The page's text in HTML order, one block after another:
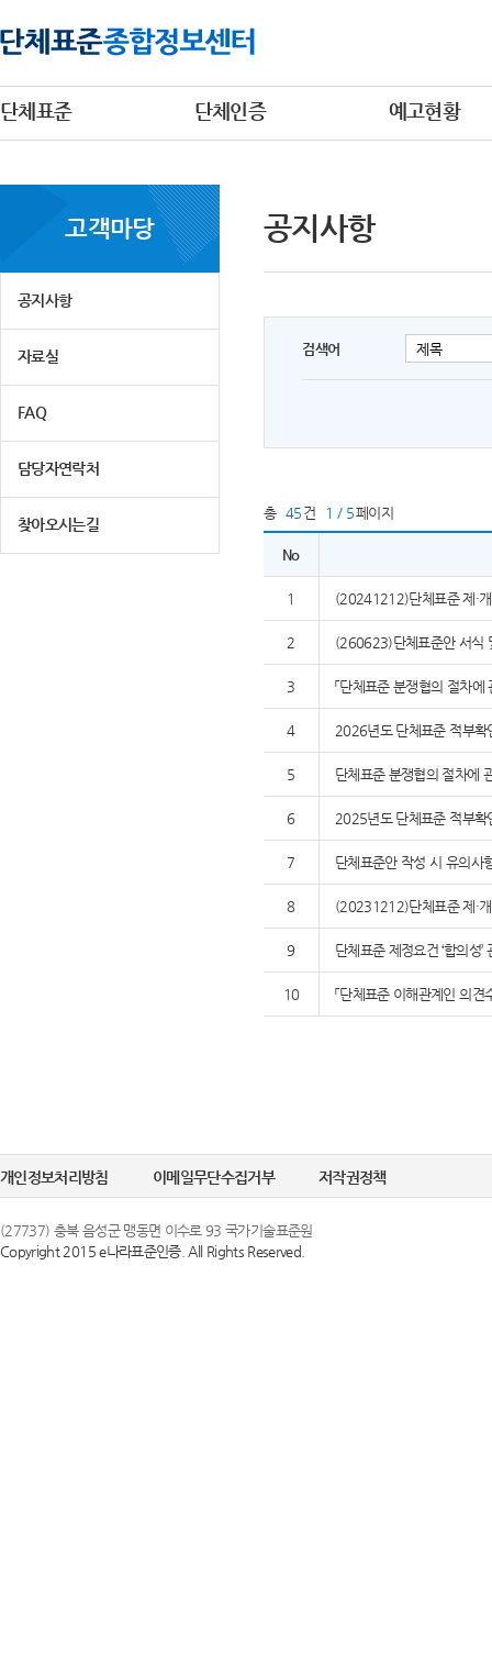
단체표준 단체인증 예고현황
고객마당
공지사항
자료실
FAQ
담당자연락처
찾아오시는길
공지사항
검색어
총 45 건 1 / 5페이지
No
1 (20241212)단체표준 제·
2 (260623)단체표준안 서식
3 「단체표준 분쟁협의 절차에
4 2026년도 단체표준 적부확
5 단체표준 분쟁협의 절차에
6 2025년도 단체표준 적부확
7 단체표준안 작성 시 유의사
8 (20231212)단체표준 제·
9 단체표준 제정요건 ‘합의성
10 「단체표준 이해관계인 의
개인정보처리방침 이메일무단수집거부 저작권정책
(27737) 충북 음성군 맹동면 이수로 93 국가기술표준원
Copyright 2015 e나라표준인증. All Rights Reserved.